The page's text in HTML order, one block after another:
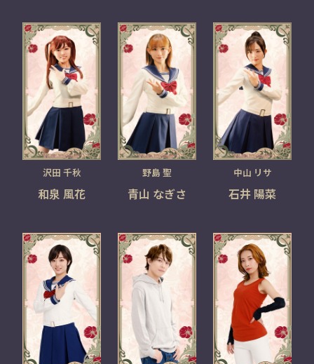
沢田 千秋
和泉 風花
野島 聖
青山 なぎさ
中山 リサ
石井 陽菜